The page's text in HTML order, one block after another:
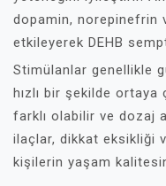
dopamin, norepinefrin
etkileyerek DEHB
Stimülanlar genellikle
hızlı bir şekilde ortaya
farklı olabilir ve dozaj
ilaçlar, dikkat eksikliği
kişilerin yaşam